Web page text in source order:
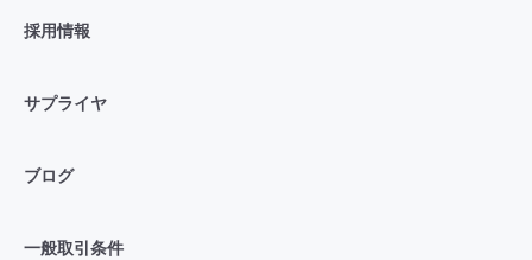
採用情報
サプライヤ
ブログ
一般取引条件